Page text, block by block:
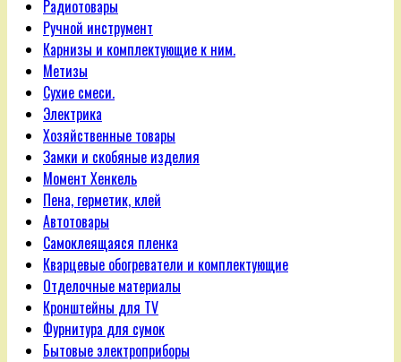
Радиотовары
Ручной инструмент
Карнизы и комплектующие к ним.
Метизы
Сухие смеси.
Электрика
Хозяйственные товары
Замки и скобяные изделия
Момент Хенкель
Пена, герметик, клей
Автотовары
Самоклеящаяся пленка
Кварцевые обогреватели и комплектующие
Отделочные материалы
Кронштейны для TV
Фурнитура для сумок
Бытовые электроприборы